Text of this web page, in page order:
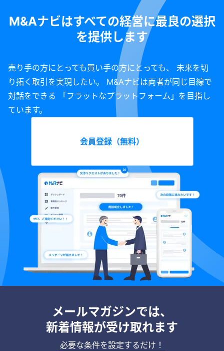
別な支援内容】 ※ご希望の場合は代表が導入コンサルティングとして本アプリ
ケーションの営業やマーケティングのノウハウを提供します。 ※ご希望の場合
は有料にて保守サービスをご提供します。
月末時点） 売掛金残高：155万円（2024年1月末時点） 簿価純資産：-345万
<その他> ・譲渡希望金額については柔軟に対応させていただきます ・現オー
ナーは一定の引き継ぎ後、引退を予定
M&Aナビはすべての経営に最良の選択
を提供します
売り手の方にとっても買い手の方にとっても、 未来を切
り拓く取引を実現したい。 M&Aナビは両者が同じ目線で
対話をできる 「フラットなプラットフォーム」を目指し
ています。
会員登録（無料）
メールマガジンでは、
新着情報が受け取れます
必要な条件を設定するだけ！